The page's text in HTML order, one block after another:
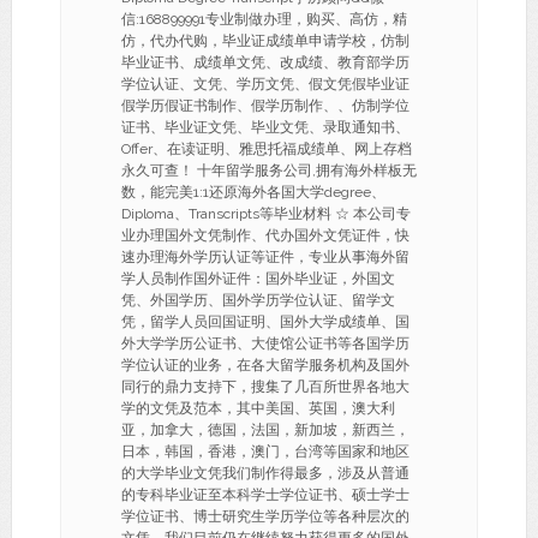
信:168899991专业制做办理，购买、高仿，精
仿，代办代购，毕业证成绩单申请学校，仿制
毕业证书、成绩单文凭、改成绩、教育部学历
学位认证、文凭、学历文凭、假文凭假毕业证
假学历假证书制作、假学历制作、、仿制学位
证书、毕业证文凭、毕业文凭、录取通知书、
Offer、在读证明、雅思托福成绩单、网上存档
永久可查！ 十年留学服务公司,拥有海外样板无
数，能完美1:1还原海外各国大学degree、
Diploma、Transcripts等毕业材料 ☆ 本公司专
业办理国外文凭制作、代办国外文凭证件，快
速办理海外学历认证等证件，专业从事海外留
学人员制作国外证件：国外毕业证，外国文
凭、外国学历、国外学历学位认证、留学文
凭，留学人员回国证明、国外大学成绩单、国
外大学学历公证书、大使馆公证书等各国学历
学位认证的业务，在各大留学服务机构及国外
同行的鼎力支持下，搜集了几百所世界各地大
学的文凭及范本，其中美国、英国，澳大利
亚，加拿大，德国，法国，新加坡，新西兰，
日本，韩国，香港，澳门，台湾等国家和地区
的大学毕业文凭我们制作得最多，涉及从普通
的专科毕业证至本科学士学位证书、硕士学士
学位证书、博士研究生学历学位等各种层次的